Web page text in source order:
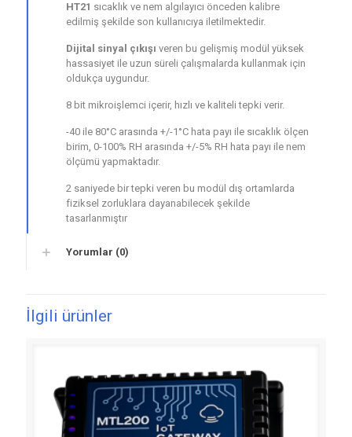
HT21 sıcaklık ve nem algılayıcı önceden kalibre
edilmiş şekilde son kullanıcıya iletilmektedir.
Dijital sinyal çıkışı veren bu gelişmiş modül yüksek
hassasiyet ile uzun süreli çalışmalarda kullanmak için
oldukça uygundur.
8 bit mikroişlemci içerir, hızlı ve kaliteli tepki verir.
-40 ile 80°C arasında +/-1°C hata payı ile sıcaklık ölçen
birim, 0-100% RH arasında +/-5% RH hata payı ile nem
ölçümü yapmaktadır.
2 saniyede bir tepki veren bu modül dış ortamlarda
fiziksel zorluklara dayanabilecek şekilde
tasarlanmıştır
Yorumlar (0)
İlgili ürünler